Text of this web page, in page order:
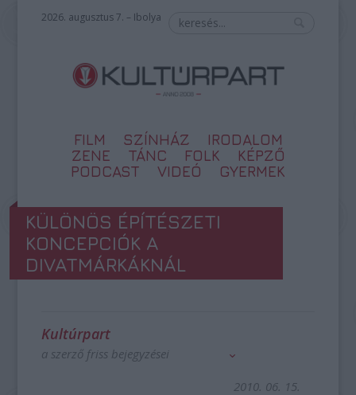
2026. augusztus 7. – Ibolya
FILM SZÍNHÁZ
IRODALOM
ZENE
TÁNC FOLK
KÉPZŐ
PODCAST
VIDEÓ GYERMEK
KÜLÖNÖS ÉPÍTÉSZETI
KONCEPCIÓK A
DIVATMÁRKÁKNÁL
Kultúrpart
a szerző friss bejegyzései
2010. 06. 15.